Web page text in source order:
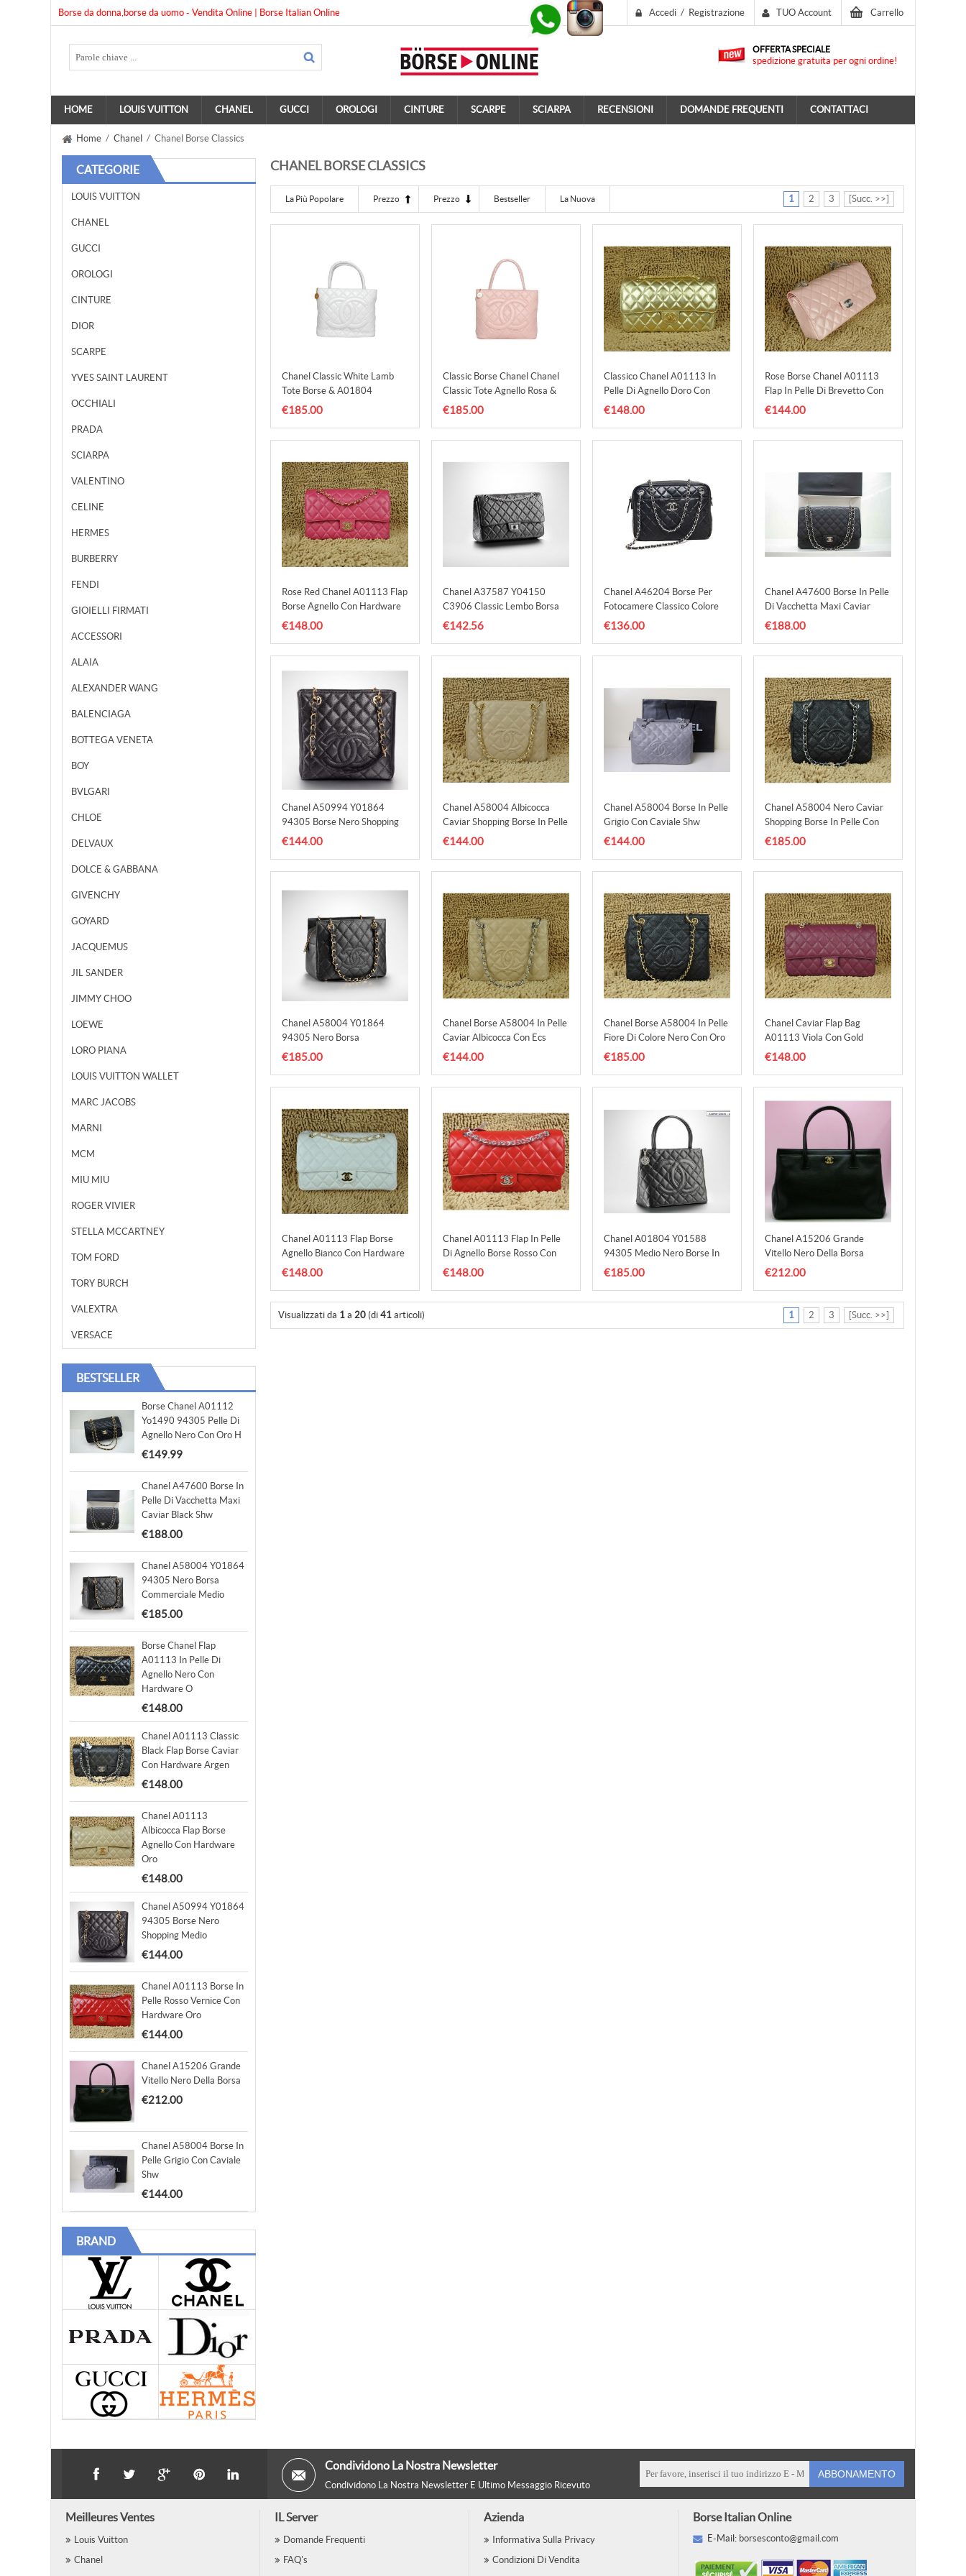
Borse da donna,borse da uomo - Vendita Online | Borse Italian Online Carrello
TUO Account
Accedi / Registrazione
OFFERTA SPECIALE
spedizione gratuita per ogni ordine!
HOME LOUIS VUITTON CHANEL GUCCI OROLOGI CINTURE SCARPE SCIARPA RECENSIONI DOMANDE FREQUENTI CONTATTACI
Home / Chanel / Chanel Borse Classics
CATEGORIE
LOUIS VUITTON
CHANEL
GUCCI
OROLOGI
CINTURE
DIOR
SCARPE
YVES SAINT LAURENT
OCCHIALI
PRADA
SCIARPA
VALENTINO
CELINE
HERMES
BURBERRY
FENDI
GIOIELLI FIRMATI
ACCESSORI
ALAIA
ALEXANDER WANG
BALENCIAGA
BOTTEGA VENETA
BOY
BVLGARI
CHLOE
DELVAUX
DOLCE & GABBANA
GIVENCHY
GOYARD
JACQUEMUS
JIL SANDER
JIMMY CHOO
LOEWE
LORO PIANA
LOUIS VUITTON WALLET
MARC JACOBS
MARNI
MCM
MIU MIU
ROGER VIVIER
STELLA MCCARTNEY
TOM FORD
TORY BURCH
VALEXTRA
VERSACE
BESTSELLER
Borse Chanel A01112
Yo1490 94305 Pelle Di
Agnello Nero Con Oro H
€149.99
Chanel A47600 Borse In
Pelle Di Vacchetta Maxi
Caviar Black Shw
€188.00
Chanel A58004 Y01864
94305 Nero Borsa
Commerciale Medio
€185.00
Borse Chanel Flap
A01113 In Pelle Di
Agnello Nero Con
Hardware O
€148.00
Chanel A01113 Classic
Black Flap Borse Caviar
Con Hardware Argen
€148.00
Chanel A01113
Albicocca Flap Borse
Agnello Con Hardware
Oro
€148.00
Chanel A50994 Y01864
94305 Borse Nero
Shopping Medio
€144.00
Chanel A01113 Borse In
Pelle Rosso Vernice Con
Hardware Oro
€144.00
Chanel A15206 Grande
Vitello Nero Della Borsa
€212.00
Chanel A58004 Borse In
Pelle Grigio Con Caviale
Shw
€144.00
BRAND
CHANEL BORSE CLASSICS
La Più Popolare Prezzo Prezzo Bestseller La Nuova 1 2 3 [Succ. >>]
Chanel Classic White Lamb
Tote Borse & A01804
€185.00
Classic Borse Chanel Chanel
Classic Tote Agnello Rosa &
Bors
€185.00
Classico Chanel A01113 In
Pelle Di Agnello Doro Con
Gold Flap B
€148.00
Rose Borse Chanel A01113
Flap In Pelle Di Brevetto Con
Hardware
€144.00
Rose Red Chanel A01113 Flap
Borse Agnello Con Hardware
Oro
€148.00
Chanel A37587 Y04150
C3906 Classic Lembo Borsa
Nera Della Borsa
€142.56
Chanel A46204 Borse Per
Fotocamere Classico Colore
Nero Con Shw
€136.00
Chanel A47600 Borse In Pelle
Di Vacchetta Maxi Caviar
Black Shw
€188.00
Chanel A50994 Y01864
94305 Borse Nero Shopping
Medio
€144.00
Chanel A58004 Albicocca
Caviar Shopping Borse In Pelle
Oro Con H
€144.00
Chanel A58004 Borse In Pelle
Grigio Con Caviale Shw
€144.00
Chanel A58004 Nero Caviar
Shopping Borse In Pelle Con
Silver Hw
€185.00
Chanel A58004 Y01864
94305 Nero Borsa
Commerciale Medio
€185.00
Chanel Borse A58004 In Pelle
Caviar Albicocca Con Ecs
€144.00
Chanel Borse A58004 In Pelle
Fiore Di Colore Nero Con Oro
Hw
€185.00
Chanel Caviar Flap Bag
A01113 Viola Con Gold
Standard
€148.00
Chanel A01113 Flap Borse
Agnello Bianco Con Hardware
Oro
€148.00
Chanel A01113 Flap In Pelle
Di Agnello Borse Rosso Con
Hardware
€148.00
Chanel A01804 Y01588
94305 Medio Nero Borse In
Pelle Caviar
€185.00
Chanel A15206 Grande
Vitello Nero Della Borsa
€212.00
Visualizzati da 1 a 20 (di 41 articoli) 1 2 3 [Succ. >>]
Condividono La Nostra Newsletter
Condividono La Nostra Newsletter E Ultimo Messaggio Ricevuto
ABBONAMENTO
Meilleures Ventes
Louis Vuitton
Chanel
IL Server
Domande Frequenti
FAQ's
Azienda
Informativa Sulla Privacy
Condizioni Di Vendita
Borse Italian Online
E-Mail: borsesconto@gmail.com